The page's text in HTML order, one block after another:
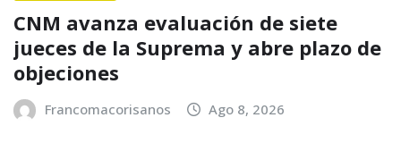
CNM avanza evaluación de siete
jueces de la Suprema y abre plazo de
objeciones
Francomacorisanos Ago 8, 2026